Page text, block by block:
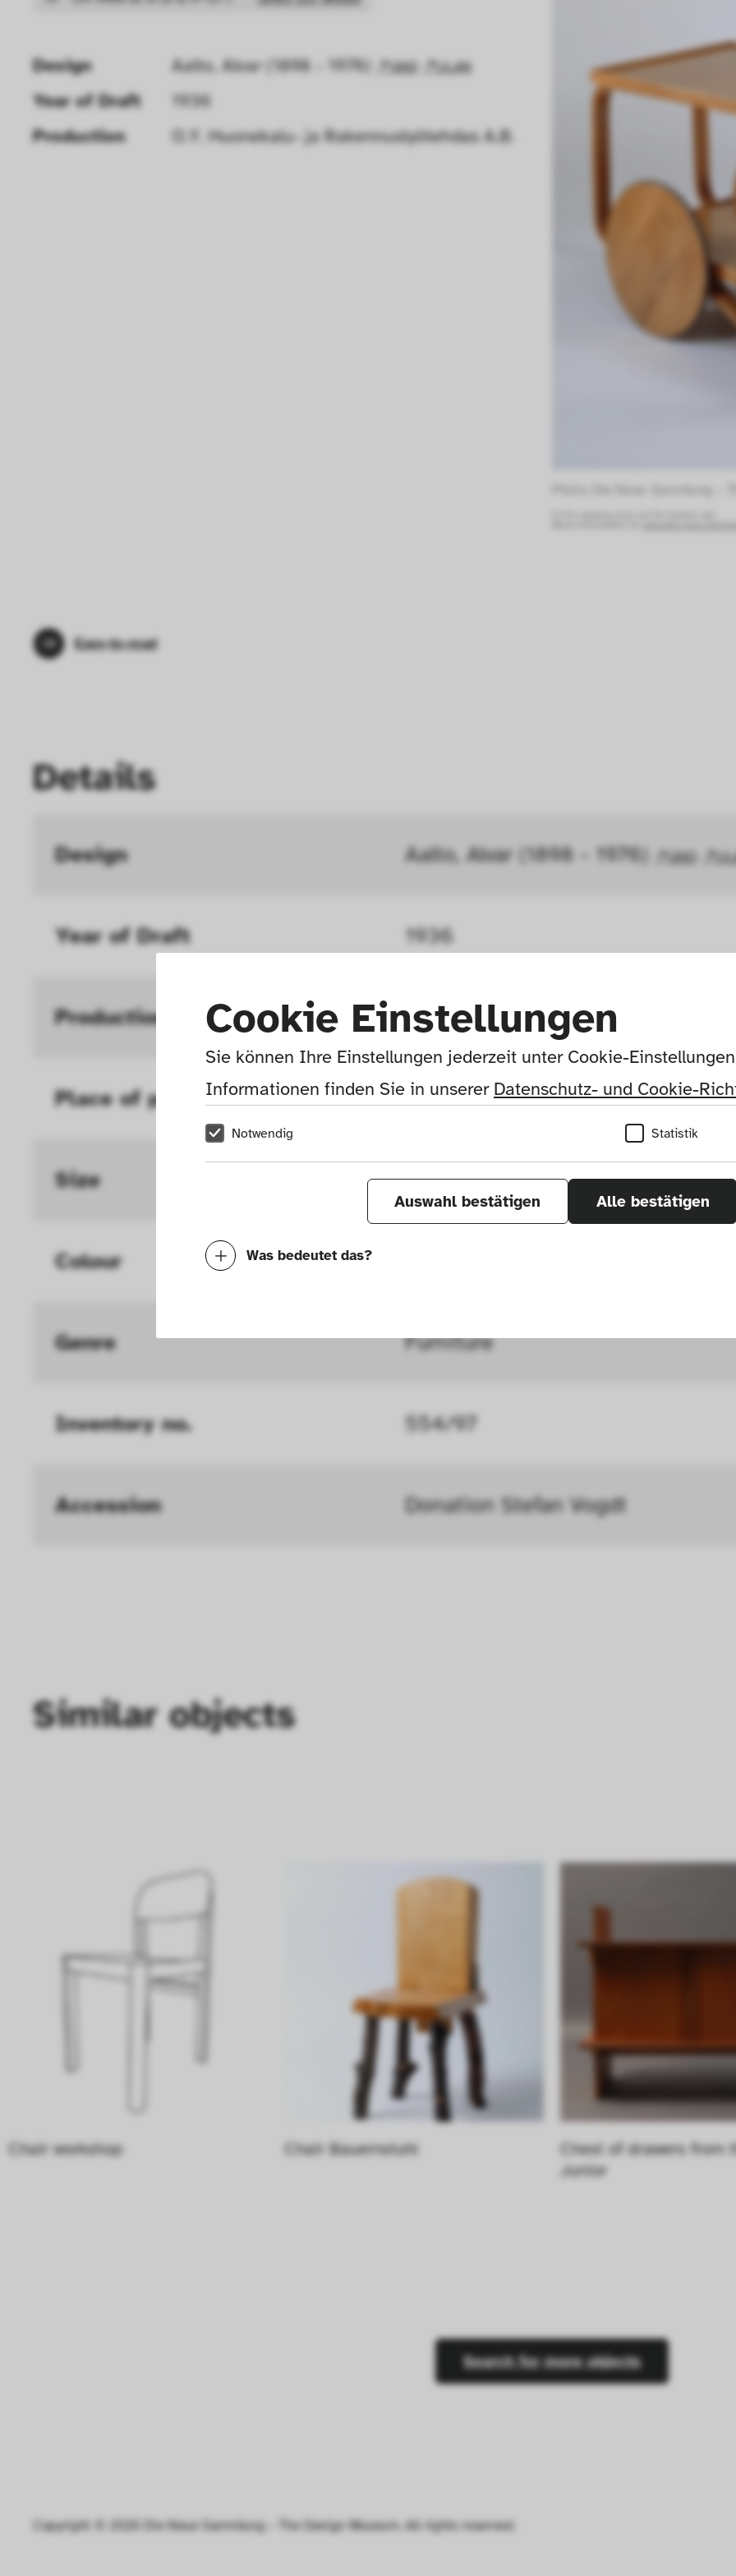
Cookie Einstellungen
Sie können Ihre Einstellungen jederzeit unter Cookie-
Informationen finden Sie in unserer Datenschutz- und Cookie-
Notwendig Statistik
Auswahl bestätigen Alle bestätigen
Was bedeutet das?
können deine ausgewählten Einstellungen auf unserer Seite
Geschwindigkeit erhöht, mit der wir deine Anfrage bearbeiten
Design Aalto, Alvar (1898 - 1976) GND ULAN
Year of Draft
1936
Production
O.Y. Huonekalu- ja Rakennustyötehdas A.B.
Easy-to-read
Details
Design Aalto, Alvar (1898 - 1976) GND
Year of Draft 1936
Production O.Y. Huonekalu- ja
Place of production Turku, Finland, Europe
Size Height: 56 cm, width: 42 cm,
Colour
Genre Furniture
Inventory no. 554/97
Accession Donation Stefan Vogdt
Similar objects
Chair workshop Chair Bauernstuhl
Chest of drawers from
Junior
Search for more objects
Copyright © 2026 Die Neue Sammlung – The Design Museum. All rights reserved.